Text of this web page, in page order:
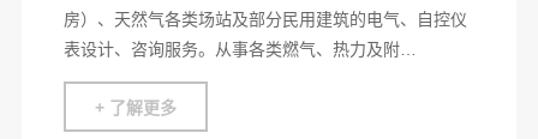
房）、天然气各类场站及部分民用建筑的电气、自控仪
表设计、咨询服务。从事各类燃气、热力及附…
+ 了解更多